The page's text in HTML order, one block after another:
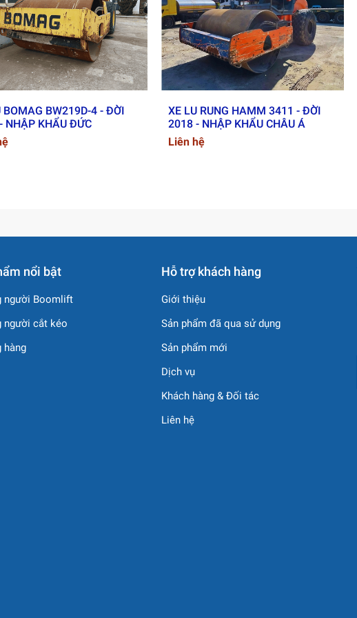
tốt cho các công tác đào, xúc, san gạt.
hoặc gắn đối trọng & xích 600 mm cho địa hình phức tạp.
hao, giảm chi phí vận hành.
lực mạnh mẽ, tuổi thọ dài.
dụng rộng rãi trong:
BOMAG BW219D-4 - ĐỜI
NHẬP KHẨU ĐỨC
XE LU RUNG HAMM 3411 - ĐỜI
2018 - NHẬP KHẨU CHÂU Á
Liên hệ
nổi bật
người Boomlift
người cắt kéo
hàng
Hỗ trợ khách hàng
Giới thiệu
Sản phẩm đã qua sử dụng
Sản phẩm mới
Dịch vụ
Khách hàng & Đối tác
Liên hệ